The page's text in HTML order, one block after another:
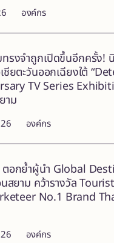
องค์กร
องค์กร
รงจำถูกเปิดขึ้นอีกครั้ง!
ชียตะวันออกเฉียงใต้
TV Series
าม
องค์กร
ตอกย้ำผู้นำ Global
นสยาม คว้ารางวัล
No.1 Brand